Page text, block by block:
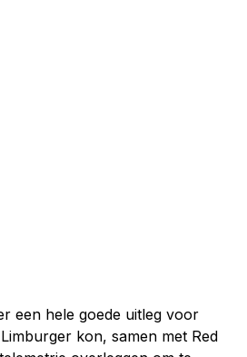
een hele goede uitleg voor
kon, samen met Red